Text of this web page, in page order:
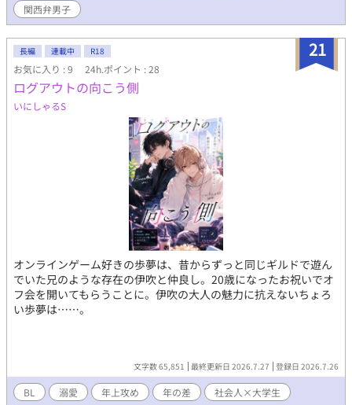
関西弁男子
21
長編 連載中 R18
お気に入り : 9 24h.ポイント : 28
ログアウトの向こう側
いにしゃるS
オンラインゲーム好きの歩夢は、昔からずっと同じギルドで遊ん
でいた兄のような存在の伊吹と仲良し。20歳になったお祝いでオ
フ会を開いてもらうことに。伊吹の大人の魅力に抗えないちょろ
い歩夢は……。
文字数 65,851 最終更新日 2026.7.27 登録日 2026.7.26
BL 溺愛 年上攻め 年の差 社会人×大学生